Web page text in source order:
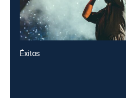
Éxitos